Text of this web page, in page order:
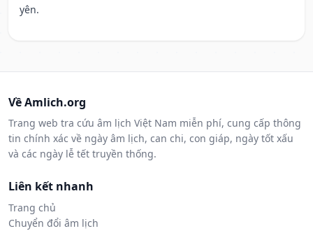
yên.
Về Amlich.org
Trang web tra cứu âm lịch Việt Nam miễn phí, cung cấp thông
tin chính xác về ngày âm lịch, can chi, con giáp, ngày tốt xấu
và các ngày lễ tết truyền thống.
Liên kết nhanh
Trang chủ
Chuyển đổi âm lịch